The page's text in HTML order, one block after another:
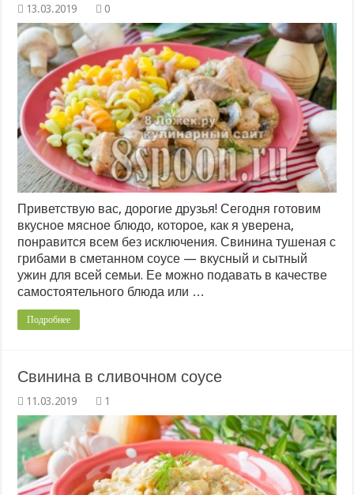
0
Приветствую вас, дорогие друзья! Сегодня готовим
вкусное мясное блюдо, которое, как я уверена,
понравится всем без исключения. Свинина тушеная с
грибами в сметанном соусе — вкусный и сытный
ужин для всей семьи. Ее можно подавать в качестве
самостоятельного блюда или …
Подробнее
Свинина в сливочном соусе
1